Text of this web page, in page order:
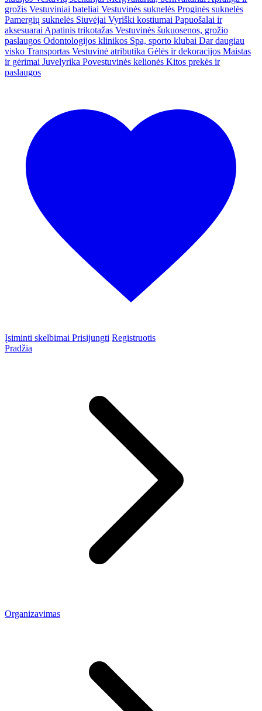
grožis Vestuviniai bateliai Vestuvinės suknelės Proginės suknelės
Pamergių suknelės Siuvėjai Vyriški kostiumai Papuošalai ir
aksesuarai Apatinis trikotažas Vestuvinės šukuosenos, grožio
paslaugos Odontologijos klinikos Spa, sporto klubai Dar daugiau
visko Transportas Vestuvinė atributika Gėlės ir dekoracijos Maistas
ir gėrimai Juvelyrika Povestuvinės kelionės Kitos prekės ir
paslaugos
Įsiminti skelbimai Prisijungti Registruotis
Pradžia
Organizavimas